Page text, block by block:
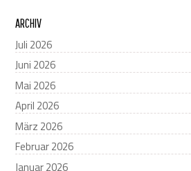
ARCHIV
Juli 2026
Juni 2026
Mai 2026
April 2026
März 2026
Februar 2026
Januar 2026